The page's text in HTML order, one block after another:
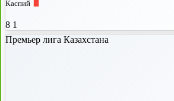
Каспий
8 1
Премьер лига Казахстана